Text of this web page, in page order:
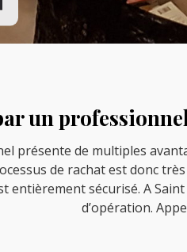
un
présente de multiples
de rachat est donc
entièrement sécurisé. A
d’opération.